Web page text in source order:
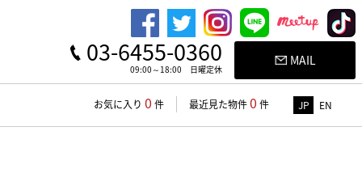
03-6455-0360
09:00～18:00 日曜定休
MAIL
お気に入り 0 件 最近見た物件0 件 JP EN